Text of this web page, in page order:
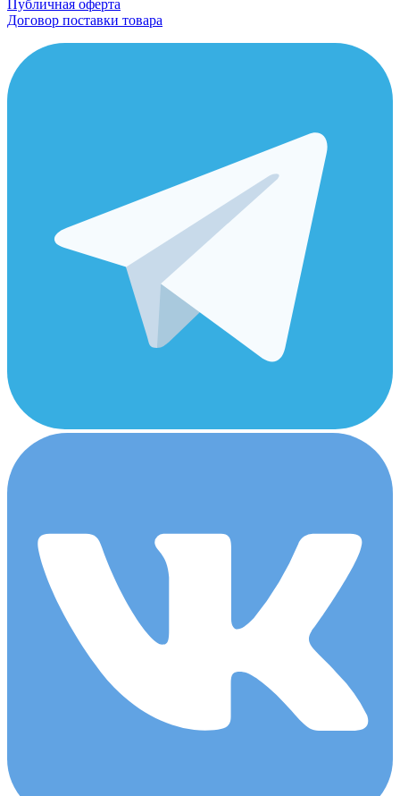
Публичная оферта
Договор поставки товара